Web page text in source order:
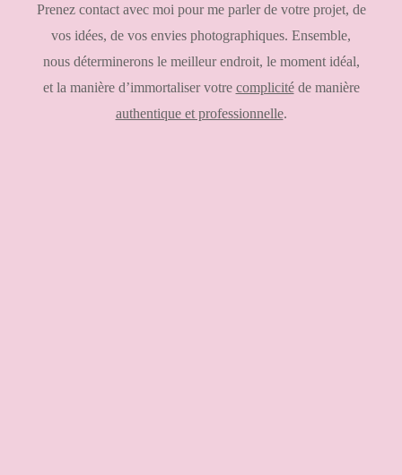
Prenez contact avec moi pour me parler de votre projet, de
vos idées, de vos envies photographiques. Ensemble,
nous déterminerons le meilleur endroit, le moment idéal,
et la manière d’immortaliser votre complicitéde manière
authentique et professionnelle.